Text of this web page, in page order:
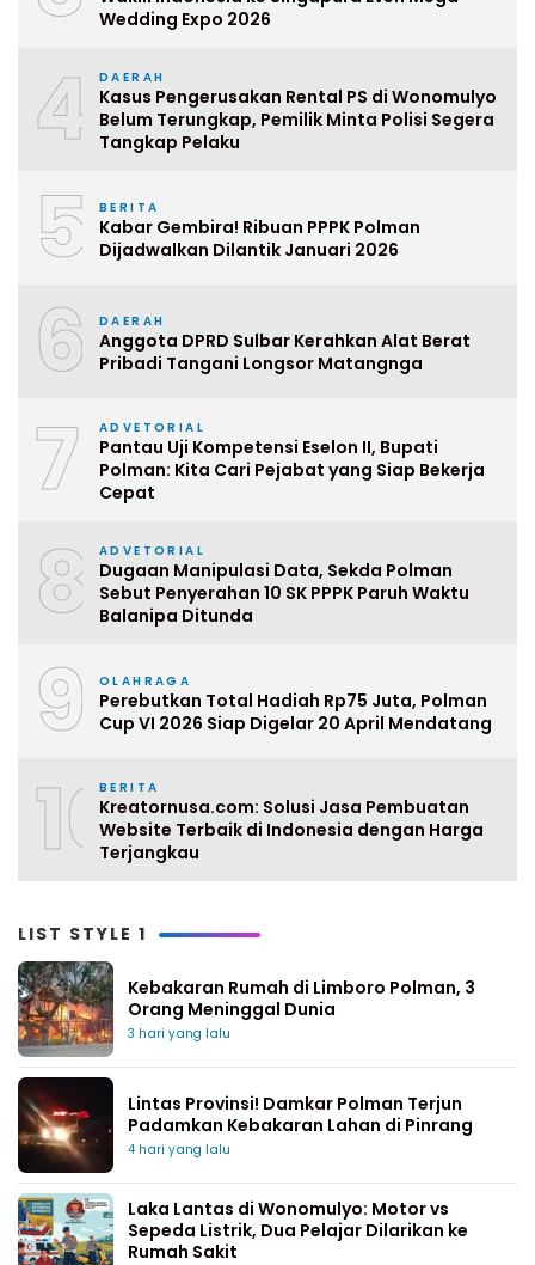
Wedding Expo 2026
4 DAERAH
Kasus Pengerusakan Rental PS di Wonomulyo
Belum Terungkap, Pemilik Minta Polisi Segera
Tangkap Pelaku
5 BERITA
Kabar Gembira! Ribuan PPPK Polman
Dijadwalkan Dilantik Januari 2026
6 DAERAH
Anggota DPRD Sulbar Kerahkan Alat Berat
Pribadi Tangani Longsor Matangnga
7 ADVETORIAL
Pantau Uji Kompetensi Eselon II, Bupati
Polman: Kita Cari Pejabat yang Siap Bekerja
Cepat
8 ADVETORIAL
Dugaan Manipulasi Data, Sekda Polman
Sebut Penyerahan 10 SK PPPK Paruh Waktu
Balanipa Ditunda
9 OLAHRAGA
Perebutkan Total Hadiah Rp75 Juta, Polman
Cup VI 2026 Siap Digelar 20 April Mendatang
10BERITA
Kreatornusa.com: Solusi Jasa Pembuatan
Website Terbaik di Indonesia dengan Harga
Terjangkau
LIST STYLE 1
Kebakaran Rumah di Limboro Polman, 3
Orang Meninggal Dunia
3 hari yang lalu
Lintas Provinsi! Damkar Polman Terjun
Padamkan Kebakaran Lahan di Pinrang
4 hari yang lalu
Laka Lantas di Wonomulyo: Motor vs
Sepeda Listrik, Dua Pelajar Dilarikan ke
Rumah Sakit